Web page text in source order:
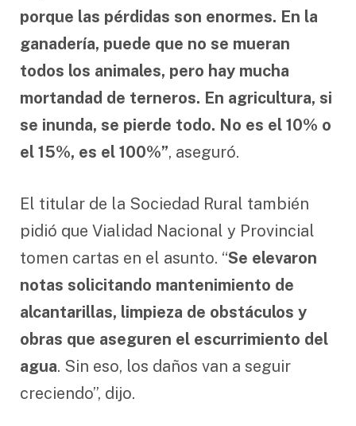
porque las pérdidas son enormes. En la
ganadería, puede que no se mueran
todos los animales, pero hay mucha
mortandad de terneros. En agricultura, si
se inunda, se pierde todo. No es el 10% o
el 15%, es el 100%”, aseguró.
El titular de la Sociedad Rural también
pidió que Vialidad Nacional y Provincial
tomen cartas en el asunto. “Se elevaron
notas solicitando mantenimiento de
alcantarillas, limpieza de obstáculos y
obras que aseguren el escurrimiento del
agua. Sin eso, los daños van a seguir
creciendo”, dijo.